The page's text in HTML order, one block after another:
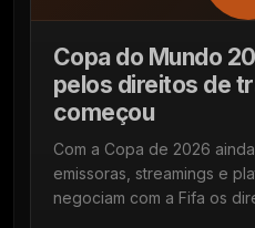
Copa do Mundo
pelos direitos de
começou
Com a Copa de 2026
emissoras, streamings e
negociam com a Fifa os